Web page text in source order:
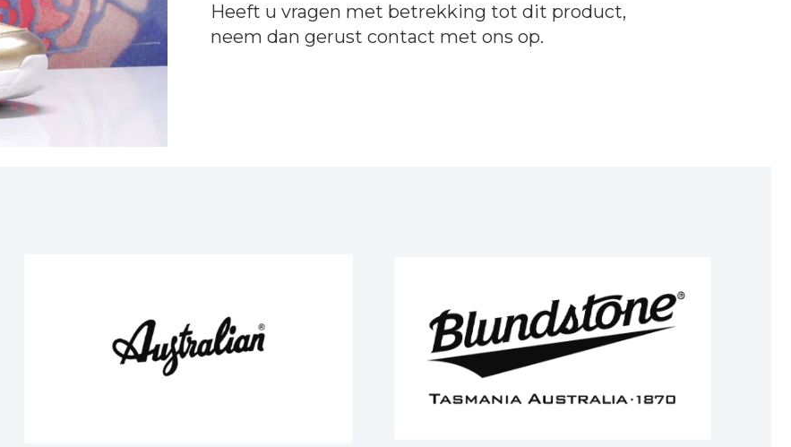
Heeft u vragen met betrekking tot dit product,
neem dan gerust contact met ons op.